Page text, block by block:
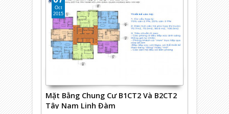
Mặt Bằng Chung Cư B1CT2 Và B2CT2
Tây Nam Linh Đàm
Oct
2015